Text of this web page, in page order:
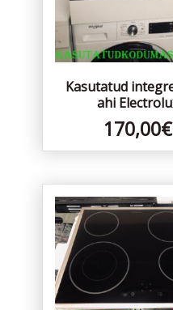
Kasutatud
ahi
170,00€